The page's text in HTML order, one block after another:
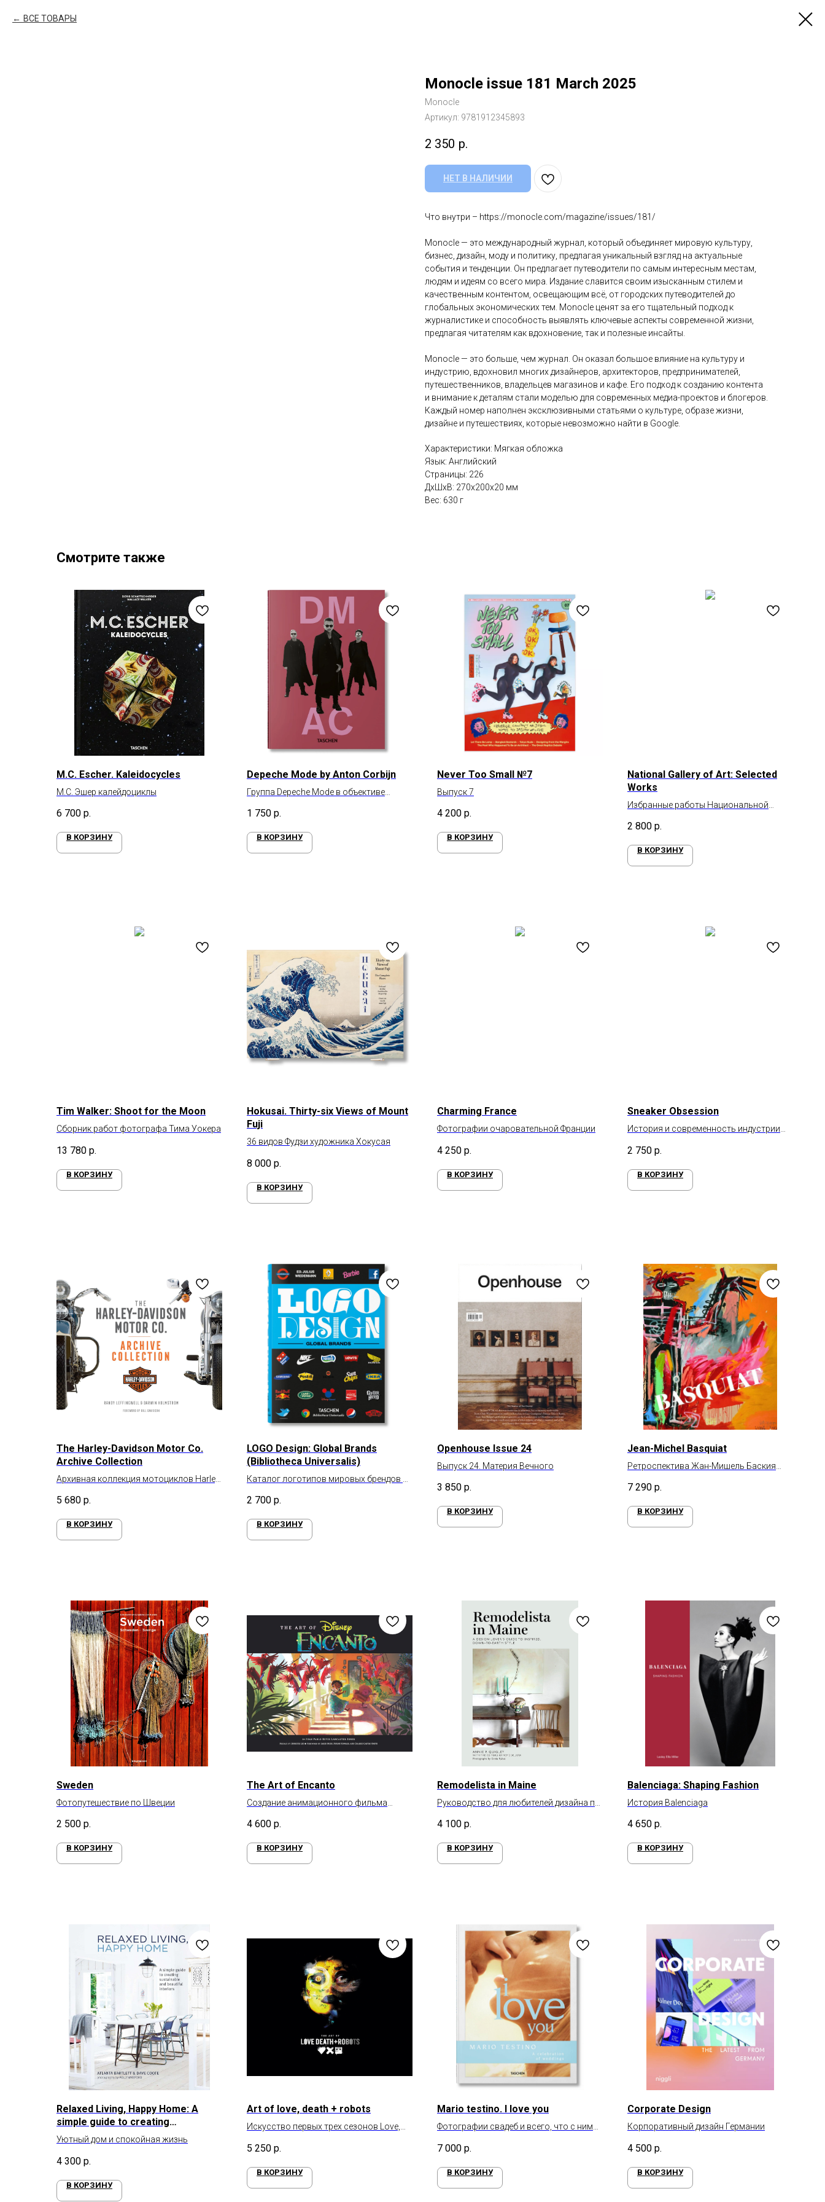
ВСЕ ТОВАРЫ
Monocle issue 181 March 2025
Monocle
Артикул: 9781912345893
2 350 р.
НЕТ В НАЛИЧИИ
Что внутри – https://monocle.com/magazine/issues/181/
Monocle — это международный журнал, который объединяет мировую культуру,
бизнес, дизайн, моду и политику, предлагая уникальный взгляд на актуальные
события и тенденции. Он предлагает путеводители по самым интересным местам,
людям и идеям со всего мира. Издание славится своим изысканным стилем и
качественным контентом, освещающим всё, от городских путеводителей до
глобальных экономических тем. Monocle ценят за его тщательный подход к
журналистике и способность выявлять ключевые аспекты современной жизни,
предлагая читателям как вдохновение, так и полезные инсайты.
Monocle — это больше, чем журнал. Он оказал большое влияние на культуру и
индустрию, вдохновил многих дизайнеров, архитекторов, предпринимателей,
путешественников, владельцев магазинов и кафе. Его подход к созданию контента
и внимание к деталям стали моделью для современных медиа-проектов и блогеров.
Каждый номер наполнен эксклюзивными статьями о культуре, образе жизни,
дизайне и путешествиях, которые невозможно найти в Google.
Характеристики: Мягкая обложка
Язык: Английский
Страницы: 226
ДxШxВ: 270x200x20 мм
Вес: 630 г
Смотрите также
M.C. Escher. Kaleidocycles
М.С. Эшер калейдоциклы
6 700 р.
В КОРЗИНУ
Depeche Mode by Anton Corbijn
Группа Depeche Mode в объективе
1 750 р.
В КОРЗИНУ
Never Too Small №7
Выпуск 7
4 200 р.
В КОРЗИНУ
National Gallery of Art: Selected
Works
Избранные работы Национальной
2 800 р.
В КОРЗИНУ
Tim Walker: Shoot for the Moon
Сборник работ фотографа Тима Уокера
13 780 р.
В КОРЗИНУ
Hokusai. Thirty-six Views of Mount
Fuji
36 видов Фудзи художника Хокусая
8 000 р.
В КОРЗИНУ
Charming France
Фотографии очаровательной Франции
4 250 р.
В КОРЗИНУ
Sneaker Obsession
История и современность индустрии
2 750 р.
В КОРЗИНУ
The Harley-Davidson Motor Co.
Archive Collection
Архивная коллекция мотоциклов Harley-
5 680 р.
В КОРЗИНУ
LOGO Design: Global Brands
(Bibliotheca Universalis)
Каталог логотипов мировых брендов ч.
2 700 р.
В КОРЗИНУ
Openhouse Issue 24
Выпуск 24. Материя Вечного
3 850 р.
В КОРЗИНУ
Jean-Michel Basquiat
Ретроспектива Жан-Мишель Баския
7 290 р.
В КОРЗИНУ
Sweden
Фотопутешествие по Швеции
2 500 р.
В КОРЗИНУ
The Art of Encanto
Создание анимационного фильма
4 600 р.
В КОРЗИНУ
Remodelista in Maine
Руководство для любителей дизайна по
4 100 р.
В КОРЗИНУ
Balenciaga: Shaping Fashion
История Balenciaga
4 650 р.
В КОРЗИНУ
Relaxed Living, Happy Home: A
simple guide to creating
sustainable and beautiful interiors
Уютный дом и спокойная жизнь
4 300 р.
В КОРЗИНУ
Art of love, death + robots
Искусство первых трех сезонов Love,
5 250 р.
В КОРЗИНУ
Mario testino. I love you
Фотографии свадеб и всего, что с ними
7 000 р.
В КОРЗИНУ
Corporate Design
Корпоративный дизайн Германии
4 500 р.
В КОРЗИНУ